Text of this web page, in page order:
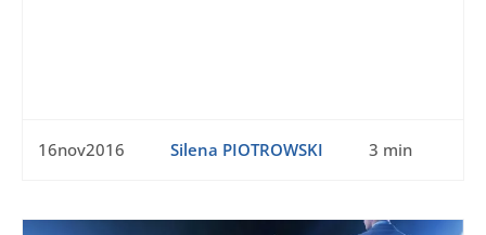
16nov2016 Silena PIOTROWSKI 3 min